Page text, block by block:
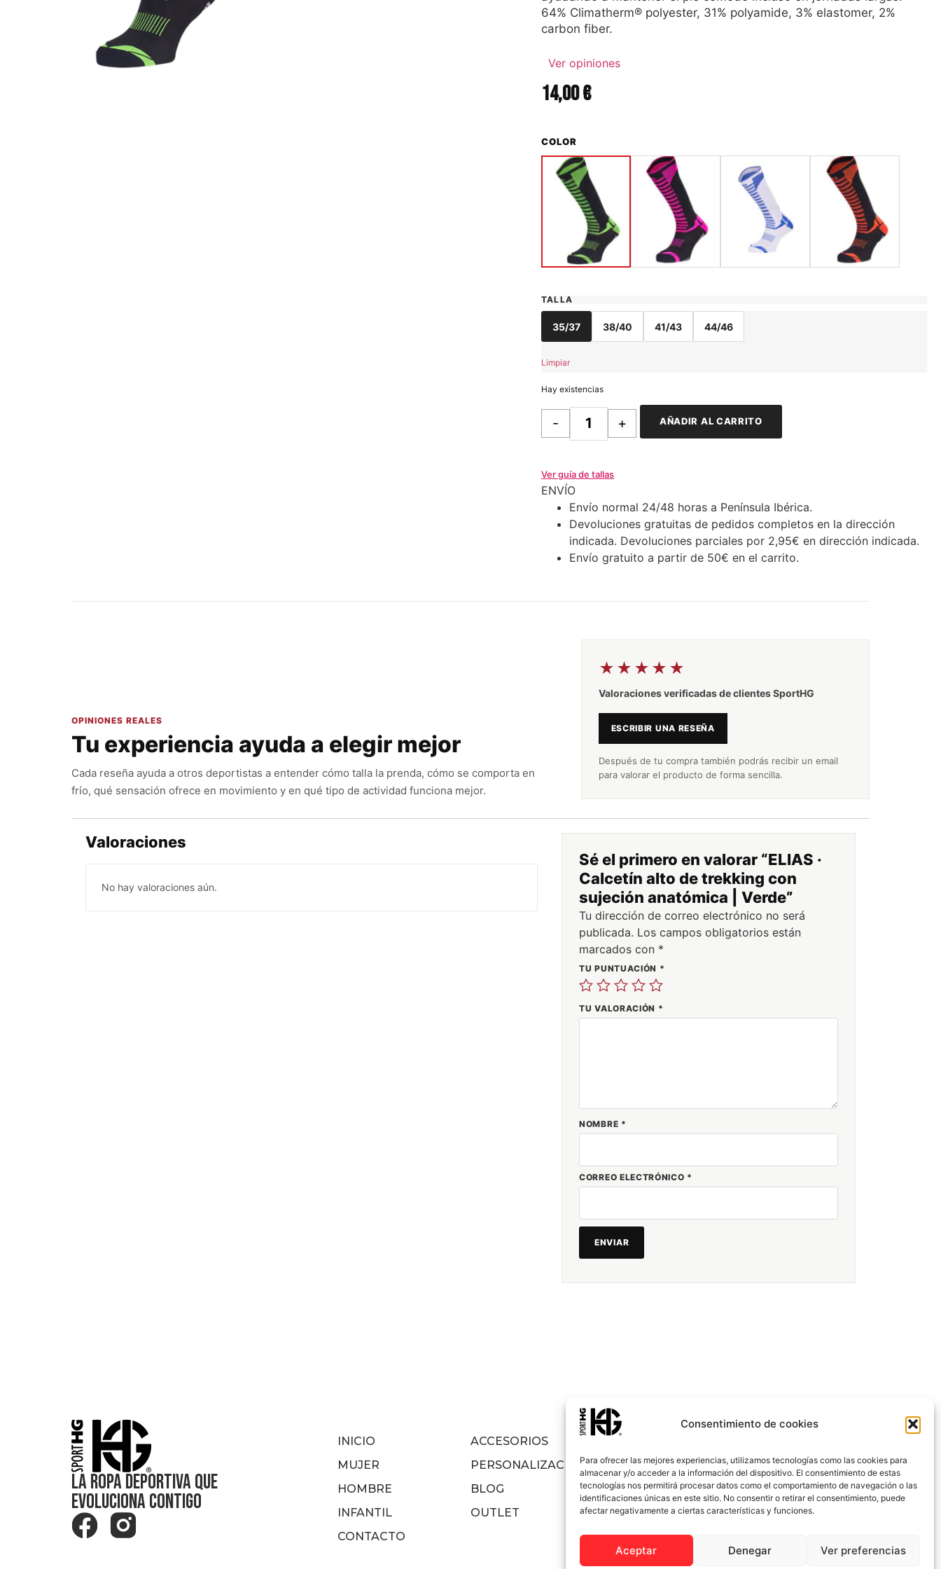
Consentimiento de cookies
Para ofrecer las mejores experiencias, utilizamos tecnologías como las cookies para
almacenar y/o acceder a la información del dispositivo. El consentimiento de estas
tecnologías nos permitirá procesar datos como el comportamiento de navegación o las
identificaciones únicas en este sitio. No consentir o retirar el consentimiento, puede
afectar negativamente a ciertas características y funciones.
Aceptar Denegar Ver preferencias
64% Climatherm® polyester, 31% polyamide, 3% elastomer, 2%
carbon fiber.
Ver opiniones
14,00€
COLOR
TALLA
35/37 38/40 41/43 44/46
Limpiar
Hay existencias
- + AÑADIR AL CARRITO
Ver guía de tallas
ENVÍO
Envío normal 24/48 horas a Península Ibérica.
Devoluciones gratuitas de pedidos completos en la dirección
indicada. Devoluciones parciales por 2,95€ en dirección indicada.
Envío gratuito a partir de 50€ en el carrito.
OPINIONES REALES
Tu experiencia ayuda a elegir mejor
Cada reseña ayuda a otros deportistas a entender cómo talla la prenda, cómo se comporta en
frío, qué sensación ofrece en movimiento y en qué tipo de actividad funciona mejor.
★★★★★
Valoraciones verificadas de clientes SportHG
ESCRIBIR UNA RESEÑA
Después de tu compra también podrás recibir un email
para valorar el producto de forma sencilla.
Valoraciones
No hay valoraciones aún.
Sé el primero en valorar “ELIAS ·
Calcetín alto de trekking con
sujeción anatómica | Verde”
Tu dirección de correo electrónico no será
publicada. Los campos obligatorios están
marcados con *
TU PUNTUACIÓN *
TU VALORACIÓN *
NOMBRE *
CORREO ELECTRÓNICO *
La Ropa Deportiva que
Evoluciona Contigo
INICIO
MUJER
HOMBRE
INFANTIL
CONTACTO
ACCESORIOS
PERSONALIZACIONES
BLOG
OUTLET